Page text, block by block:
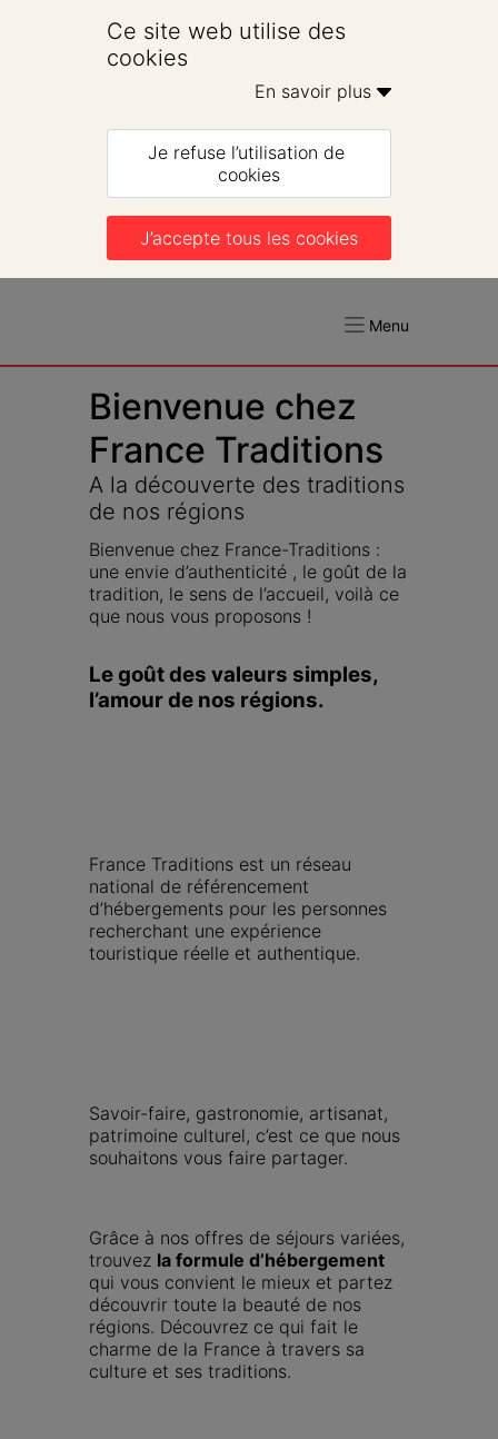
Ce site web utilise des
cookies
En savoir plus
Je refuse l’utilisation de
cookies
J’accepte tous les cookies
Menu
Bienvenue chez
France Traditions
A la découverte des traditions
de nos régions
Bienvenue chez France-Traditions :
une envie d’authenticité , le goût de la
tradition, le sens de l’accueil, voilà ce
que nous vous proposons !
Le goût des valeurs simples,
l’amour de nos régions.
France Traditions est un réseau
national de référencement
d’hébergements pour les personnes
recherchant une expérience
touristique réelle et authentique.
Savoir-faire, gastronomie, artisanat,
patrimoine culturel, c’est ce que nous
souhaitons vous faire partager.
Grâce à nos offres de séjours variées,
trouvez la formule d’hébergement
qui vous convient le mieux et partez
découvrir toute la beauté de nos
régions. Découvrez ce qui fait le
charme de la France à travers sa
culture et ses traditions.